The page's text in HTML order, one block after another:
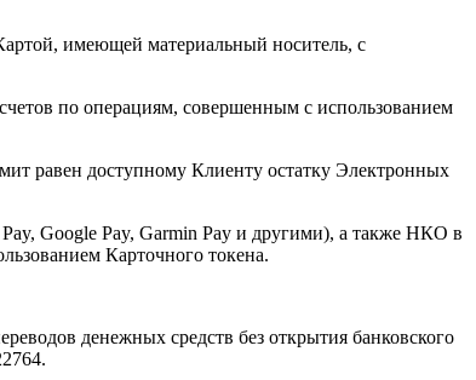
имеющей материальный носитель, с
по операциям, совершенным с использованием
равен доступному Клиенту остатку Электронных
Google Pay, Garmin Pay и другими), а также НКО в
Карточного токена.
денежных средств без открытия банковского